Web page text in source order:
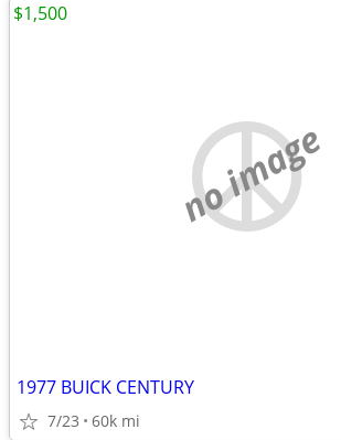
no image
1977 BUICK CENTURY
7/23 60k mi
$1,500